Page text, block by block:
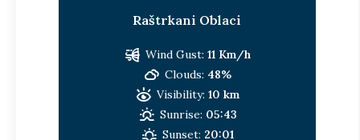
Raštrkani Oblaci
Wind Gust: 11 Km/h
Clouds: 48%
Visibility: 10 km
Sunrise: 05:43
Sunset: 20:01